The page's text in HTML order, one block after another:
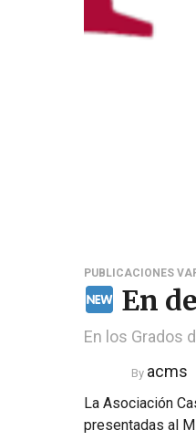
PUBLICACIONES
En
En los Grados
By acms
La Asociación
presentadas al